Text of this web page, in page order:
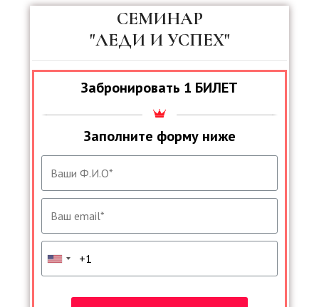
СЕМИНАР
"ЛЕДИ И УСПЕХ"
Забронировать 1 БИЛЕТ
Заполните форму ниже